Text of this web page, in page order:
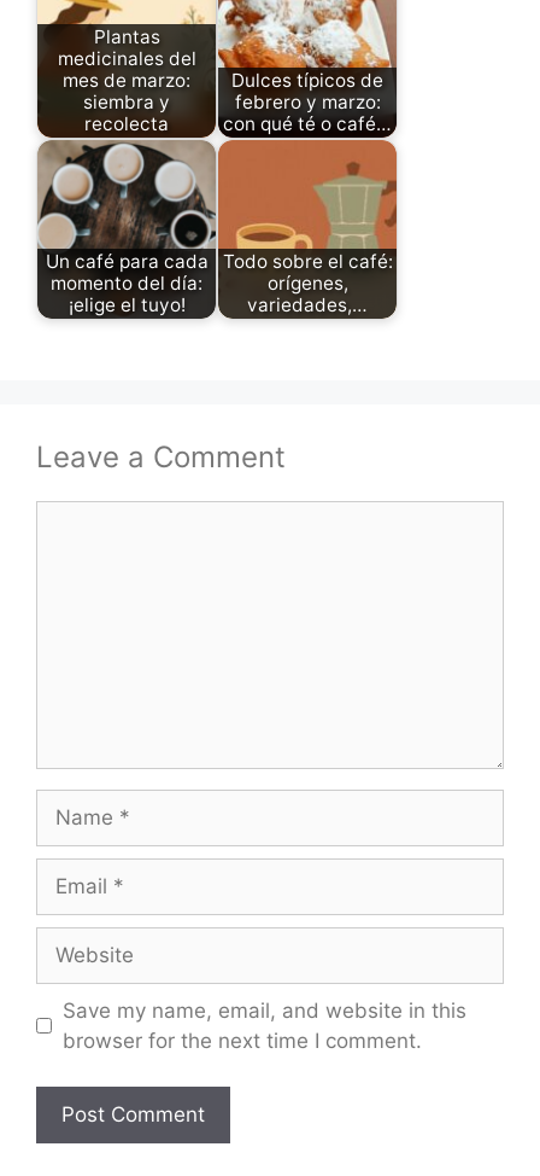
Plantas
medicinales del
mes de marzo:
siembra y
recolecta
Dulces típicos de
febrero y marzo:
con qué té o café…
Un café para cada
momento del día:
¡elige el tuyo!
Todo sobre el café:
orígenes,
variedades,…
Leave a Comment
Save my name, email, and website in this
browser for the next time I comment.